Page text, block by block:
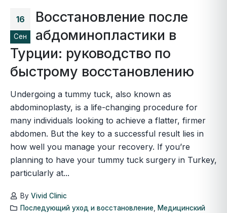
16
Сен
Восстановление после
абдоминопластики в
Турции: руководство по
быстрому восстановлению
Undergoing a tummy tuck, also known as
abdominoplasty, is a life-changing procedure for
many individuals looking to achieve a flatter, firmer
abdomen. But the key to a successful result lies in
how well you manage your recovery. If you’re
planning to have your tummy tuck surgery in Turkey,
particularly at...
By Vivid Clinic
Последующий уход и восстановление,
Медицинский